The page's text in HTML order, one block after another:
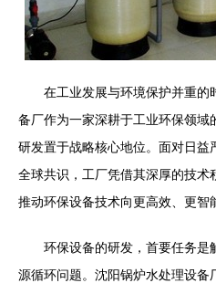
在工业发展与环境保护并重的
备厂作为一家深耕于工业环保领域
研发置于战略核心地位。面对日益
全球共识，工厂凭借其深厚的技术
推动环保设备技术向更高效、更智
环保设备的研发，首要任务是
源循环问题。沈阳锅炉水处理设